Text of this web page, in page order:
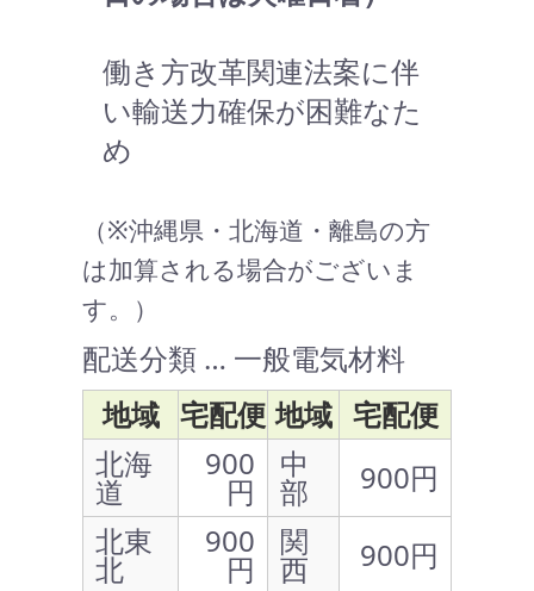
働き方改革関連法案に伴
い輸送力確保が困難なた
め
（※沖縄県・北海道・離島の方
は加算される場合がございま
す。）
配送分類 … 一般電気材料
地域 宅配便 地域 宅配便
北海
道
900
円
中
部
900円
北東
北
900
円
関
西
900円